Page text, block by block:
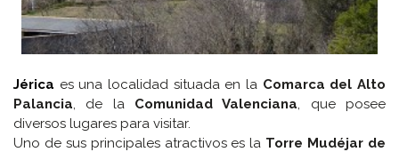
Jérica es una localidad situada en la Comarca del Alto
Palancia, de la Comunidad Valenciana, que posee
diversos lugares para visitar.
Uno de sus principales atractivos es la Torre Mudéjar de